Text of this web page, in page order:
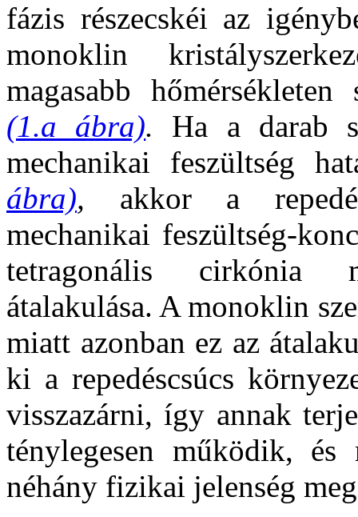
fázis részecskéi az
monoklin
magasabb
(1.a ábra). Ha a darab
mechanikai feszültség
ábra), akkor a
mechanikai feszültség-
tetragonális cirkónia
átalakulása. A monoklin
miatt azonban ez az
ki a repedéscsúcs
visszazárni, így annak
ténylegesen működik, és
néhány fizikai jelenség